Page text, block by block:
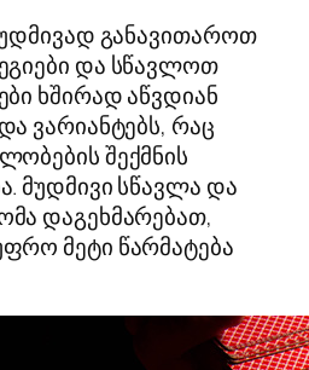
განავითაროთ
და სწავლოთ
ხშირად აწვდიან
ვარიანტებს, რაც
შექმნის
მუდმივი სწავლა და
დაგეხმარებათ,
მეტი წარმატება